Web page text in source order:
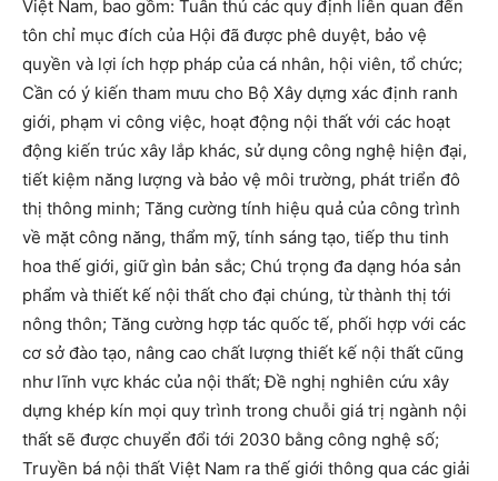
Việt Nam, bao gồm: Tuân thủ các quy định liên quan đến
tôn chỉ mục đích của Hội đã được phê duyệt, bảo vệ
quyền và lợi ích hợp pháp của cá nhân, hội viên, tổ chức;
Cần có ý kiến tham mưu cho Bộ Xây dựng xác định ranh
giới, phạm vi công việc, hoạt động nội thất với các hoạt
động kiến trúc xây lắp khác, sử dụng công nghệ hiện đại,
tiết kiệm năng lượng và bảo vệ môi trường, phát triển đô
thị thông minh; Tăng cường tính hiệu quả của công trình
về mặt công năng, thẩm mỹ, tính sáng tạo, tiếp thu tinh
hoa thế giới, giữ gìn bản sắc; Chú trọng đa dạng hóa sản
phẩm và thiết kế nội thất cho đại chúng, từ thành thị tới
nông thôn; Tăng cường hợp tác quốc tế, phối hợp với các
cơ sở đào tạo, nâng cao chất lượng thiết kế nội thất cũng
như lĩnh vực khác của nội thất; Đề nghị nghiên cứu xây
dựng khép kín mọi quy trình trong chuỗi giá trị ngành nội
thất sẽ được chuyển đổi tới 2030 bằng công nghệ số;
Truyền bá nội thất Việt Nam ra thế giới thông qua các giải